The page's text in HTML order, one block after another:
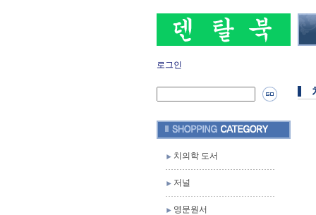
로그인
치의학 도서
저널
영문원서